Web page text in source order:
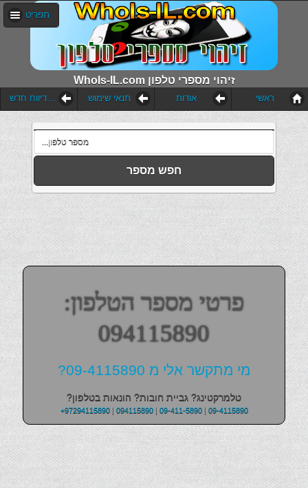
WhoIs-IL.com זיהוי מספרי טלפון
תפריט
הוסף דיווח חדש תנאי שימוש אודות ראשי
חפש מספר
פרטי מספר הטלפון:
094115890
מי מתקשר אלי מ 09-4115890?
טלמרקטינג? גביית חובות? הונאות בטלפון?
+97294115890| 094115890| 09-411-5890| 09-4115890